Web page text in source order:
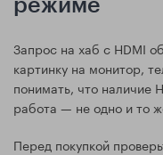
режиме
Запрос на хаб с HDMI
картинку на монитор,
понимать, что наличие
работа — не одно и то
Перед покупкой